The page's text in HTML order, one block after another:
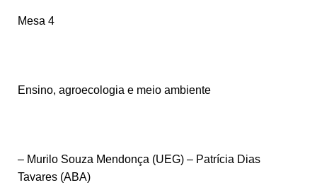
Mesa 4
Ensino, agroecologia e meio ambiente
– Murilo Souza Mendonça (UEG) – Patrícia Dias
Tavares (ABA)